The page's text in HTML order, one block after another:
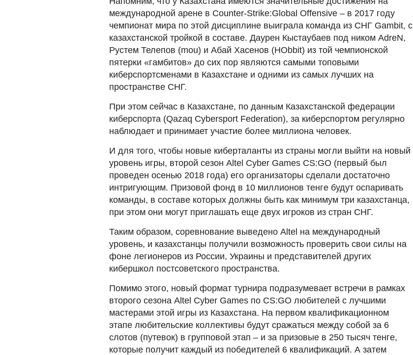
международной арене в Counter-Strike:Global Offensive – в 2017 году
чемпионат мира по этой дисциплине выиграла команда из СНГ Gambit, с
казахстанской тройкой в составе. Даурен Кыстаубаев под ником AdreN,
Рустем Телепов (mou) и Абай Хасенов (HObbit) из той чемпионской
пятерки «гамбитов» до сих пор являются самыми топовыми
киберспортсменами в Казахстане и одними из самых лучших на
пространстве СНГ.
При этом сейчас в Казахстане, по данным Казахстанской федерации
киберспорта (Qazaq Cybersport Federation), за киберспортом регулярно
наблюдает и принимает участие более миллиона человек.
И для того, чтобы новые киберталанты из страны могли выйти на новый
уровень игры, второй сезон Altel Cyber Games CS:GO (первый был
проведен осенью 2018 года) его организаторы сделали достаточно
интригующим. Призовой фонд в 10 миллионов тенге будут оспаривать
команды, в составе которых должны быть как минимум три казахстанца,
при этом они могут приглашать еще двух игроков из стран СНГ.
Таким образом, соревнование выведено Altel на международный
уровень, и казахстанцы получили возможность проверить свои силы на
фоне легионеров из России, Украины и представителей других
кибершкол постсоветского пространства.
Помимо этого, новый формат турнира подразумевает встречи в рамках
второго сезона Altel Cyber Games по CS:GO любителей с лучшими
мастерами этой игры из Казахстана. На первом квалификационном
этапе любительские коллективы будут сражаться между собой за 6
слотов (путевок) в групповой этап – и за призовые в 250 тысяч тенге,
которые получит каждый из победителей 6 квалификаций. А затем